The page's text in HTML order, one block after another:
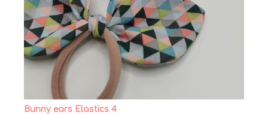
Bunny ears Elastics 4